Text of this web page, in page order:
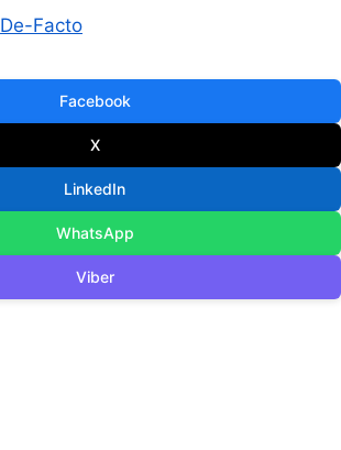
De-Facto
Facebook
X
LinkedIn
WhatsApp
Viber